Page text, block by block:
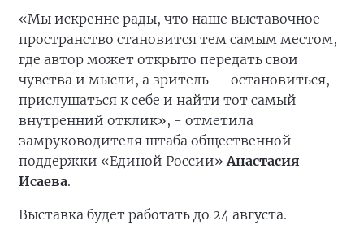
«Мы искренне рады, что наше выставочное
пространство становится тем самым местом,
где автор может открыто передать свои
чувства и мысли, а зритель — остановиться,
прислушаться к себе и найти тот самый
внутренний отклик», - отметила
замруководителя штаба общественной
поддержки «Единой России»Анастасия
Исаева.
Выставка будет работать до 24 августа.